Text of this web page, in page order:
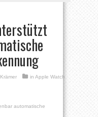
in Apple Watch
automatische